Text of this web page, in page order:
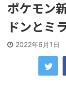
題歌歌うよ！
【R-18】
創作】 第２０話
北原もも
【画像】
【遊戯王
ポケモン
ドンとミ
2022年6月1日